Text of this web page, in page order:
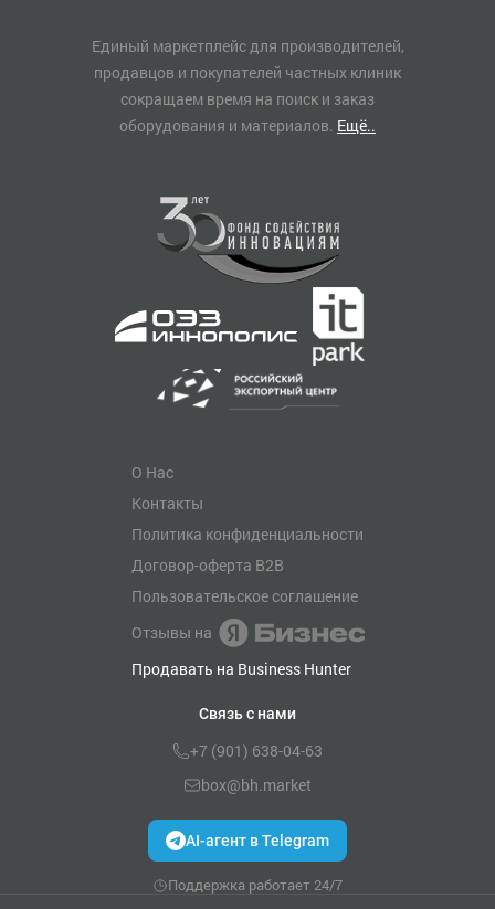
Единый маркетплейс для производителей,
продавцов и покупателей частных клиник
сокращаем время на поиск и заказ
оборудования и материалов. Ещё..
О Нас
Контакты
Политика конфиденциальности
Договор-оферта B2B
Пользовательское соглашение
Отзывы на
Продавать на Business Hunter
Связь с нами
+7 (901) 638-04-63
box@bh.market
AI-агент в Telegram
Поддержка работает 24/7